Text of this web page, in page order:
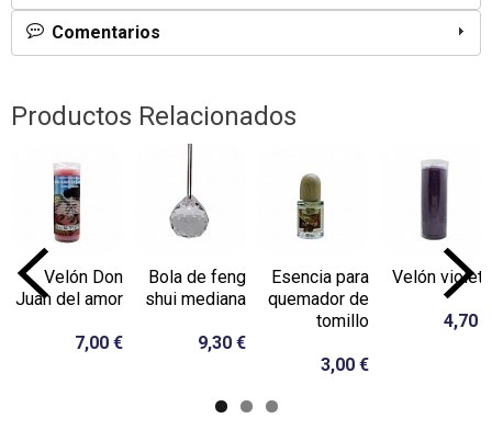
Comentarios
Productos Relacionados
Velón Don
Juan del amor
7,00 €
Bola de feng
shui mediana
9,30 €
Esencia para
quemador de
tomillo
3,00 €
Velón violeta
4,70 €